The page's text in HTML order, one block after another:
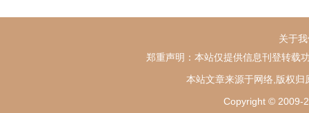
关于
郑重声明：本站仅提供信息刊登转载
本站文章来源于网络,版权
Copyright © 2009-